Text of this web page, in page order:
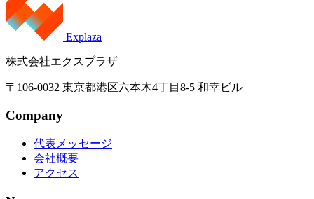
Explaza
株式会社エクスプラザ
〒106-0032 東京都港区六本木4丁目8-5 和幸ビル
Company
代表メッセージ
会社概要
アクセス